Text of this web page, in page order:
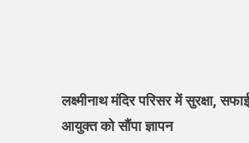
लक्ष्मीनाथ मंदिर परिसर में सुरक्षा,
आयुक्त को सौंपा ज्ञापन